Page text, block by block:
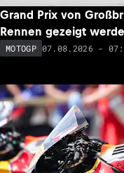
Grand Prix von
Rennen gezeigt
MOTOGP 07.08.2026 -